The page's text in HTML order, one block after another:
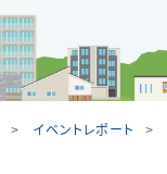
イベントレポート